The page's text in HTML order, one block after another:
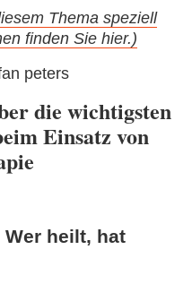
Thema speziell
finden Sie hier.)
die wichtigsten
Einsatz von
heilt, hat